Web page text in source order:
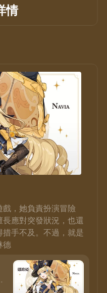
情
戲，她負責扮演冒險
應對突發狀況，也還
手不及。不過，就是
德
。她習慣穿著設計繁複的裙裝，戴著精緻的禮帽，手腕上掛著一把綴著寶石與蝴蝶結的傘。然後奔